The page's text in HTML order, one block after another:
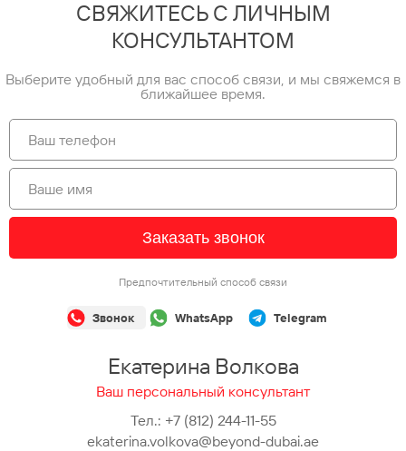
СВЯЖИТЕСЬ С ЛИЧНЫМ
КОНСУЛЬТАНТОМ
Выберите удобный для вас способ связи, и мы свяжемся в
ближайшее время.
Заказать звонок
Предпочтительный способ связи
Звонок WhatsApp Telegram
Екатерина Волкова
Ваш персональный консультант
Тел.: +7 (812) 244-11-55
ekaterina.volkova@beyond-dubai.ae